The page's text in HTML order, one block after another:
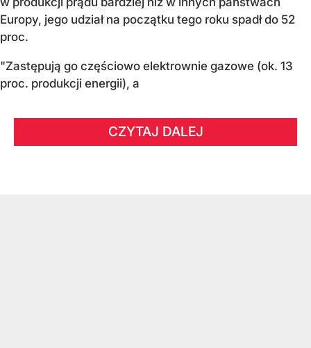
Europy, jego udział na początku tego roku spadł do 52
proc.
"Zastępują go częściowo elektrownie gazowe (ok. 13
proc. produkcji energii), a
CZYTAJ DALEJ